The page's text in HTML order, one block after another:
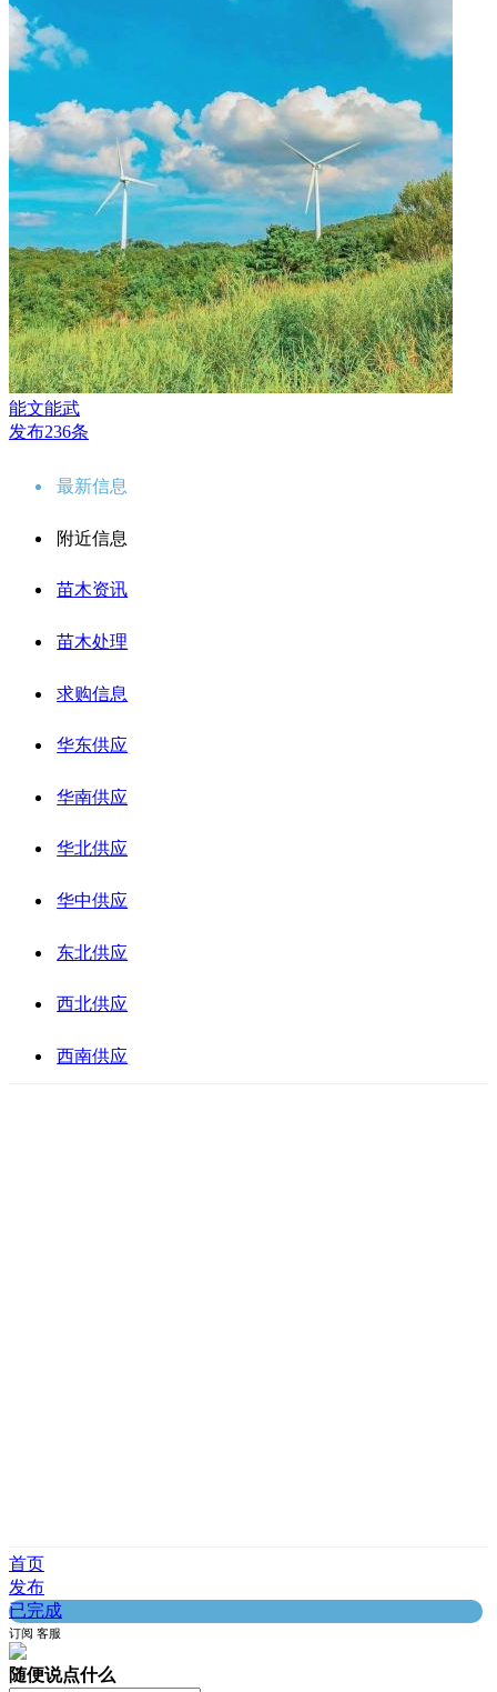
能文能武
发布236条
最新信息
附近信息
苗木资讯
苗木处理
求购信息
华东供应
华南供应
华北供应
华中供应
东北供应
西北供应
西南供应
首页
发布
已完成
订阅 客服
随便说点什么